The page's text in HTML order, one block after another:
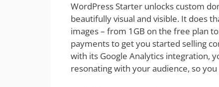
WordPress Starter unlocks custom
beautifully visual and visible. It does
images – from 1GB on the free plan
payments to get you started selling
with its Google Analytics integration,
resonating with your audience, so